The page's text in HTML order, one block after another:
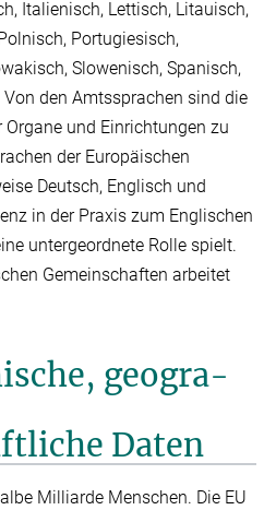
Italienisch, Lettisch, Litauisch,
Portugiesisch,
Slowenisch, Spanisch,
den Amtssprachen sind die
und Einrichtungen zu
der Europäischen
Deutsch, Englisch und
in der Praxis zum Englischen
untergeordnete Rolle spielt.
Gemeinschaften arbeitet
geogra­
Daten
Milliarde Menschen. Die EU